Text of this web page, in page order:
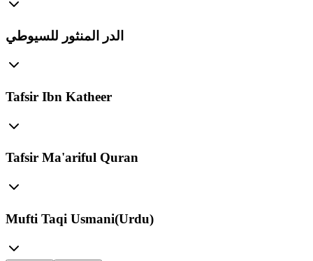
الدر المنثور للسيوطي
Tafsir Ibn Katheer
Tafsir Ma'ariful Quran
Mufti Taqi Usmani(Urdu)